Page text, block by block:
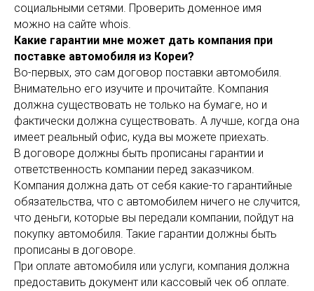
социальными сетями. Проверить доменное имя
можно на сайте whois.
Какие гарантии мне может дать компания при
поставке автомобиля из Кореи?
Во-первых, это сам договор поставки автомобиля.
Внимательно его изучите и прочитайте. Компания
должна существовать не только на бумаге, но и
фактически должна существовать. А лучше, когда она
имеет реальный офис, куда вы можете приехать.
В договоре должны быть прописаны гарантии и
ответственность компании перед заказчиком.
Компания должна дать от себя какие-то гарантийные
обязательства, что с автомобилем ничего не случится,
что деньги, которые вы передали компании, пойдут на
покупку автомобиля. Такие гарантии должны быть
прописаны в договоре.
При оплате автомобиля или услуги, компания должна
предоставить документ или кассовый чек об оплате.